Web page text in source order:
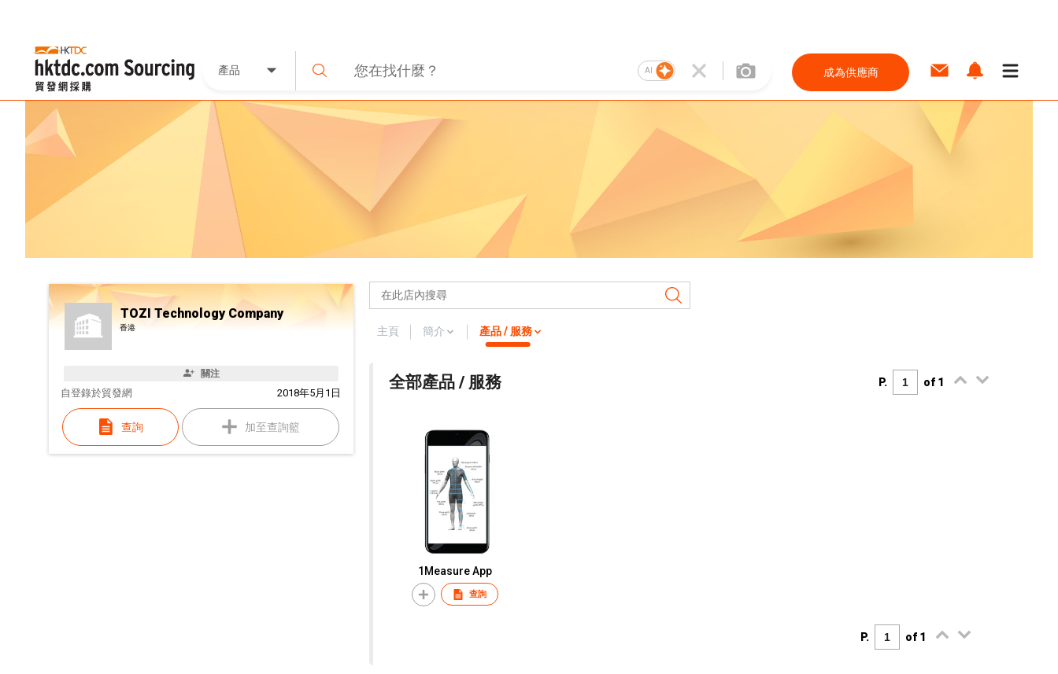
產品 AI 成為供應商
TOZI Technology Company
香港
關注
自 2018年5月1日
登錄於貿發網
查詢 加至查詢籃
主頁 簡介 產品 / 服務
全部產品 / 服務 P. of 1
1Measure App
查詢
P. of 1